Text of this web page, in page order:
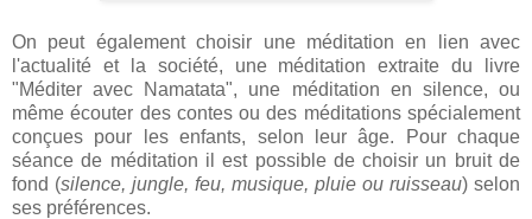
On peut également choisir une méditation en lien avec
l'actualité et la société, une méditation extraite du livre
"Méditer avec Namatata", une méditation en silence, ou
même écouter des contes ou des méditations spécialement
conçues pour les enfants, selon leur âge. Pour chaque
séance de méditation il est possible de choisir un bruit de
fond (silence, jungle, feu, musique, pluie ou ruisseau) selon
ses préférences.